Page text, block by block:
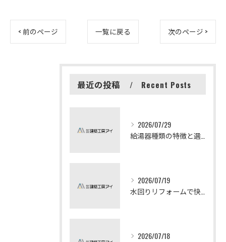
< 前のページ 一覧に戻る 次のページ >
最近の投稿 Recent Posts
2026/07/29
2026/07/19
2026/07/18